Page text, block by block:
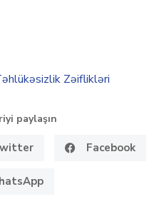
Zəiflikləri
paylaşın
Facebook